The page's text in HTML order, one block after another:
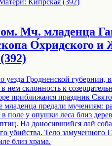
Мч. младенца
О́хридского и
уезда Гродненской губернии,
склонность к
приближался праздник
младенца предали мучениям:
поле у опушки леса близ
На доносившийся лай
убийства. Тело
близ храма.